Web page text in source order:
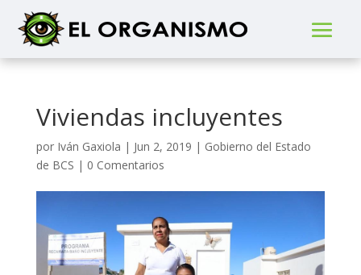
Viviendas incluyentes
por Iván Gaxiola | Jun 2, 2019 | Gobierno del Estado
de BCS | 0 Comentarios